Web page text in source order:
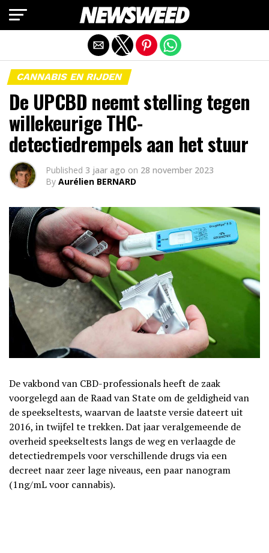
CANNABIS EN RIJDEN
De UPCBD neemt stelling tegen
willekeurige THC-
detectiedrempels aan het stuur
Published 3 jaar ago on 28 november 2023
By Aurélien BERNARD
De vakbond van CBD-professionals heeft de zaak
voorgelegd aan de Raad van State om de geldigheid van
de speekseltests, waarvan de laatste versie dateert uit
2016, in twijfel te trekken. Dat jaar veralgemeende de
overheid speekseltests langs de weg en verlaagde de
detectiedrempels voor verschillende drugs via een
decreet naar zeer lage niveaus, een paar nanogram
(1ng/mL voor cannabis).
Mobiele versie afsluiten